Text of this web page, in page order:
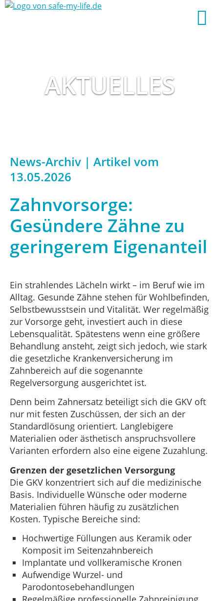
AKTUELLES
News-Archiv | Artikel vom
13.05.2026
Zahnvorsorge:
Gesündere Zähne zu
geringerem Eigenanteil
Ein strahlendes Lächeln wirkt – im Beruf wie im
Alltag. Gesunde Zähne stehen für Wohlbefinden,
Selbstbewusstsein und Vitalität. Wer regelmäßig
zur Vorsorge geht, investiert auch in diese
Lebensqualität. Spätestens wenn eine größere
Behandlung ansteht, zeigt sich jedoch, wie stark
die gesetzliche Krankenversicherung im
Zahnbereich auf die sogenannte
Regelversorgung ausgerichtet ist.
Denn beim Zahnersatz beteiligt sich die GKV oft
nur mit festen Zuschüssen, der sich an der
Standardlösung orientiert. Langlebigere
Materialien oder ästhetisch anspruchsvollere
Varianten erfordern also eine eigene Zuzahlung.
Grenzen der gesetzlichen Versorgung
Die GKV konzentriert sich auf die medizinische
Basis. Individuelle Wünsche oder moderne
Materialien führen häufig zu zusätzlichen
Kosten. Typische Bereiche sind:
Hochwertige Füllungen aus Keramik oder
Komposit im Seitenzahnbereich
Implantate und vollkeramische Kronen
Aufwendige Wurzel- und
Parodontosebehandlungen